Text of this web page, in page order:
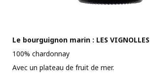
Le bourguignon marin : LES VIGNOLLES
100% chardonnay
Avec un plateau de fruit de mer.